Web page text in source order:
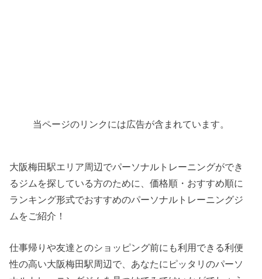
当ページのリンクには広告が含まれています。
大阪梅田駅エリア周辺でパーソナルトレーニングができ
るジムを探している方のために、価格順・おすすめ順に
ランキング形式でおすすめのパーソナルトレーニングジ
ムをご紹介！
仕事帰りや友達とのショッピング前にも利用できる利便
性の高い大阪梅田駅周辺で、あなたにピッタリのパーソ